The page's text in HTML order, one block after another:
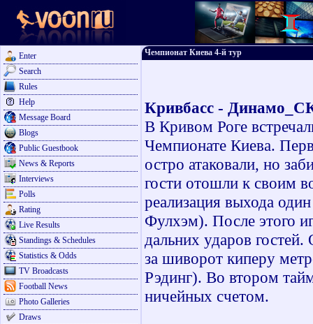
Enter
Search
Rules
Help
Message Board
Blogs
Public Guestbook
News & Reports
Interviews
Polls
Rating
Live Results
Standings & Schedules
Statistics & Odds
TV Broadcasts
Football News
Photo Galleries
Draws
Чемпионат Киева 4-й тур
Кривбасс -
В Кривом Роге
Чемпионате Киева.
остро атаковали, но
гости отошли к своим
реализация выхода
Фулхэм). После этого
дальних ударов
за шиворот киперу
Рэдинг). Во втором
ничейных счетом.